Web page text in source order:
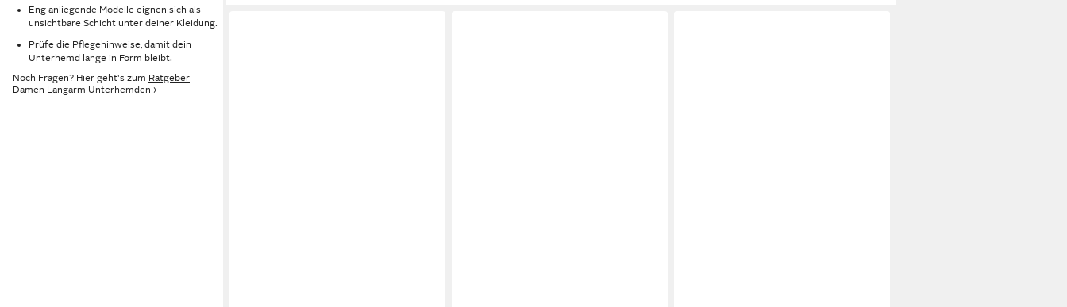
Eng anliegende Modelle eignen sich als
unsichtbare Schicht unter deiner Kleidung.
Prüfe die Pflegehinweise, damit dein
Unterhemd lange in Form bleibt.
Noch Fragen? Hier geht's zum Ratgeber
Damen Langarm Unterhemden ›